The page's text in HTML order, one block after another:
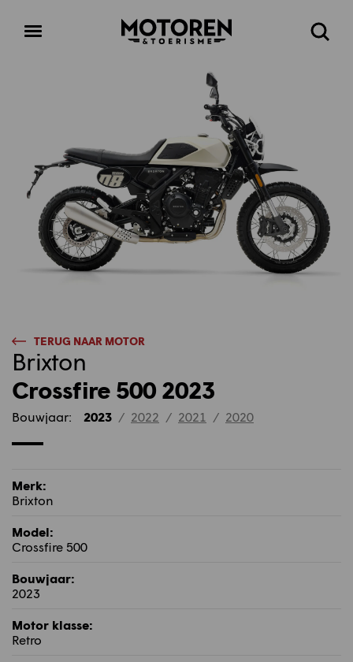
Open
Homepage Zoeken
TERUG NAAR MOTOR
Brixton
Crossfire 500 2023
Bouwjaar: 2023 / 2022 / 2021 / 2020
Merk:
Brixton
Model:
Crossfire 500
Bouwjaar:
2023
Motor klasse:
Retro